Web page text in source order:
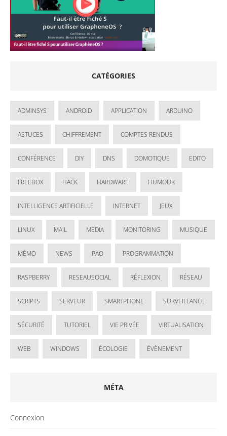
CATÉGORIES
ADMINSYS ANDROID APPLICATION ARDUINO
ASTUCES CHIFFREMENT COMPTES RENDUS
CONFÉRENCE DIY DNS DOMOTIQUE EDITO
FREEBOX HACK HARDWARE HUMOUR
INTELLIGENCE ARTIFICIELLE INTERNET JEUX
LINUX MAIL MEDIA MONITORING MUSIQUE
MÉMO NEWS PAO PROGRAMMATION
RASPBERRY RESEAUSOCIAL RÉFLEXION RÉSEAU
SCRIPTS SERVEUR SMARTPHONE SURVEILLANCE
SÉCURITÉ TUTORIEL VIE PRIVÉE VIRTUALISATION
WEB WINDOWS ÉCOLOGIE ÉVÈNEMENT
MÉTA
Connexion